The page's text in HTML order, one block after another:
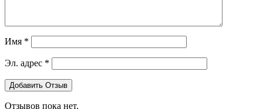
Имя *
Эл. адрес *
Отзывов пока нет.